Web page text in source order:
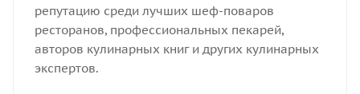
репутацию среди лучших шеф-поваров
ресторанов, профессиональных пекарей,
авторов кулинарных книг и других кулинарных
экспертов.